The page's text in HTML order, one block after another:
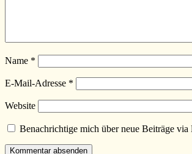
Name *
E-Mail-Adresse *
Website
Benachrichtige mich über neue Beiträge via